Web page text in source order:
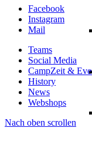
Facebook
Instagram
Mail
Teams
Social Media
CampZeit &
History
News
Webshops
Nach oben scrollen